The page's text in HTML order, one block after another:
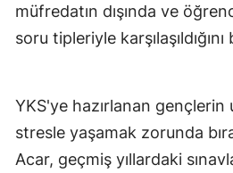
müfredatın dışında ve
soru tipleriyle
YKS'ye hazırlanan gençlerin
stresle yaşamak zorunda
Acar, geçmiş yıllardaki